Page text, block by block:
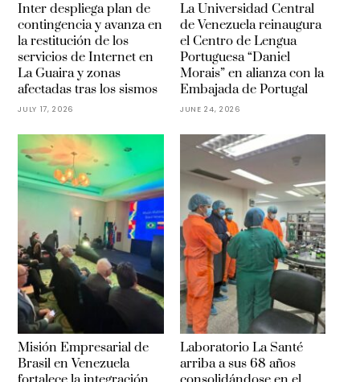
Inter despliega plan de
contingencia y avanza en
la restitución de los
servicios de Internet en
La Guaira y zonas
afectadas tras los sismos
JULY 17, 2026
La Universidad Central
de Venezuela reinaugura
el Centro de Lengua
Portuguesa “Daniel
Morais” en alianza con la
Embajada de Portugal
JUNE 24, 2026
Misión Empresarial de
Brasil en Venezuela
Laboratorio La Santé
arriba a sus 68 años